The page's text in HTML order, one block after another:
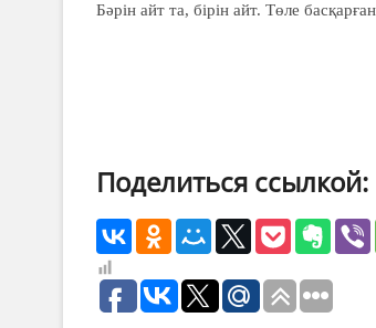
Бәрін айт та, бірін айт. Төле
Поделиться ссылкой: